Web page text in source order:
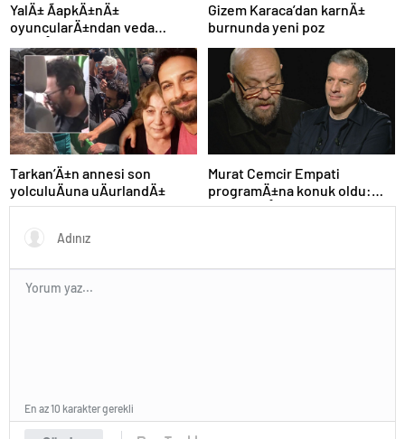
YalÄ± ÃapkÄ±nÄ±
oyuncularÄ±ndan veda
paylaÅÄ±mlarÄ±
Gizem Karaca’dan karnÄ±
burnunda yeni poz
Tarkan’Ä±n annesi son
yolculuÄuna uÄurlandÄ±
Murat Cemcir Empati
programÄ±na konuk oldu:
“Annem aÅÄ±k olduÄum ilk
En az 10 karakter gerekli